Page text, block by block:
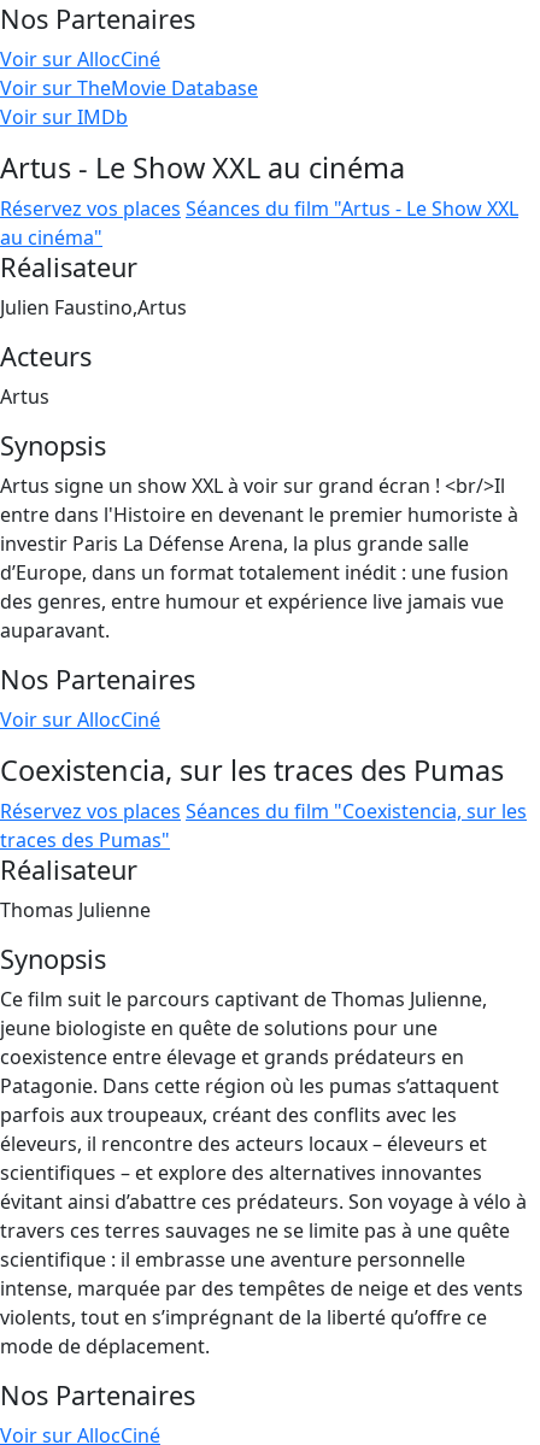
Nos Partenaires
Voir sur AllocCiné
Voir sur TheMovie Database
Voir sur IMDb
Artus - Le Show XXL au cinéma
Réservez vos places Séances du film "Artus - Le Show XXL
au cinéma"
Réalisateur
Julien Faustino,Artus
Acteurs
Artus
Synopsis
Artus signe un show XXL à voir sur grand écran ! <br/>Il
entre dans l'Histoire en devenant le premier humoriste à
investir Paris La Défense Arena, la plus grande salle
d’Europe, dans un format totalement inédit : une fusion
des genres, entre humour et expérience live jamais vue
auparavant.
Nos Partenaires
Voir sur AllocCiné
Coexistencia, sur les traces des Pumas
Réservez vos places Séances du film "Coexistencia, sur les
traces des Pumas"
Réalisateur
Thomas Julienne
Synopsis
Ce film suit le parcours captivant de Thomas Julienne,
jeune biologiste en quête de solutions pour une
coexistence entre élevage et grands prédateurs en
Patagonie. Dans cette région où les pumas s’attaquent
parfois aux troupeaux, créant des conflits avec les
éleveurs, il rencontre des acteurs locaux – éleveurs et
scientifiques – et explore des alternatives innovantes
évitant ainsi d’abattre ces prédateurs. Son voyage à vélo à
travers ces terres sauvages ne se limite pas à une quête
scientifique : il embrasse une aventure personnelle
intense, marquée par des tempêtes de neige et des vents
violents, tout en s’imprégnant de la liberté qu’offre ce
mode de déplacement.
Nos Partenaires
Voir sur AllocCiné